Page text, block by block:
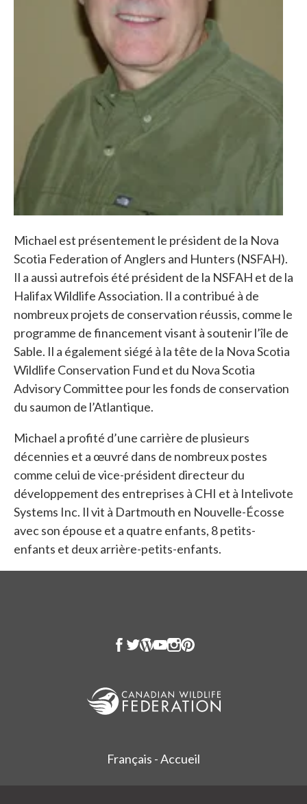
Michael est présentement le président de la Nova
Scotia Federation of Anglers and Hunters (NSFAH).
Il a aussi autrefois été président de la NSFAH et de la
Halifax Wildlife Association. Il a contribué à de
nombreux projets de conservation réussis, comme le
programme de financement visant à soutenir l’île de
Sable. Il a également siégé à la tête de la Nova Scotia
Wildlife Conservation Fund et du Nova Scotia
Advisory Committee pour les fonds de conservation
du saumon de l’Atlantique.
Michael a profité d’une carrière de plusieurs
décennies et a œuvré dans de nombreux postes
comme celui de vice-président directeur du
développement des entreprises à CHI et à Intelivote
Systems Inc. Il vit à Dartmouth en Nouvelle-Écosse
avec son épouse et a quatre enfants, 8 petits-
enfants et deux arrière-petits-enfants.
Français - Accueil